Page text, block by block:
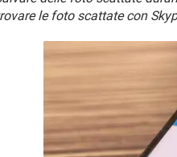
le foto scattate con